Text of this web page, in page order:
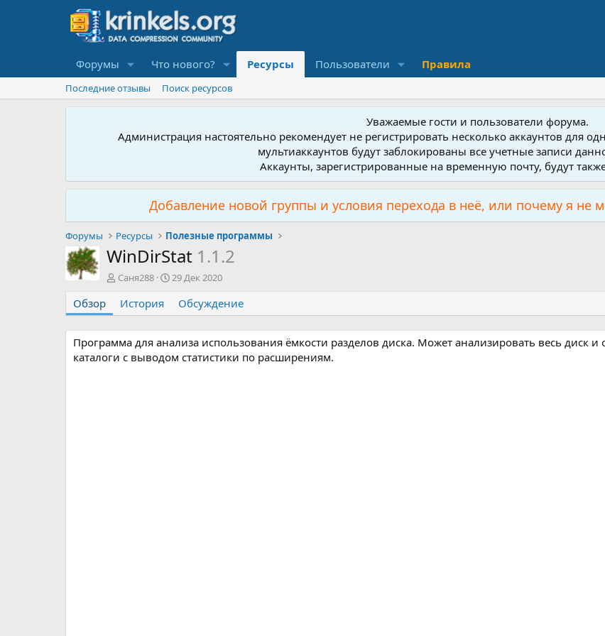
Форумы Что нового? Ресурсы Пользователи Правила
Последние отзывы Поиск ресурсов
Уважаемые гости и пользователи форума.
Администрация настоятельно рекомендует не регистрировать несколько аккаунтов для
мультиаккаунтов будут заблокированы все учетные записи
Аккаунты, зарегистрированные на временную почту, будут
Добавление новой группы и условия перехода в неё, или почему я не
Форумы Ресурсы Полезные программы
WinDirStat 1.1.2
А
т
о
р
Саня288
Д
а
с
о
з
29 Дек 2020
Обзор История Обсуждение
Программа для анализа использования ёмкости разделов диска. Может анализировать весь диск и
каталоги с выводом статистики по расширениям.